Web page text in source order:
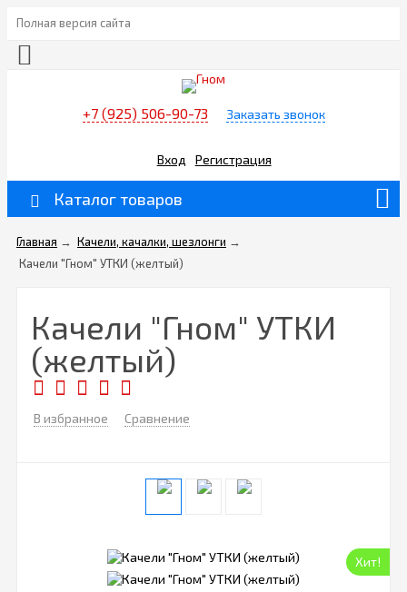
Полная версия сайта
+7 (925) 506-90-73 Заказать звонок
Вход Регистрация
Каталог товаров
Главная → Качели, качалки, шезлонги →
Качели "Гном" УТКИ (желтый)
Качели "Гном" УТКИ
(желтый)
В избранное Сравнение
Хит!